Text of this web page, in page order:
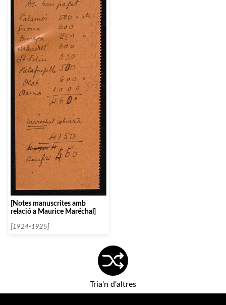
[Notes manuscrites amb
relació a Maurice Maréchal]
[1924-1925]
Tria'n d'altres